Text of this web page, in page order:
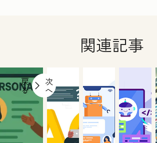
関連記事
戻
る
次
へ